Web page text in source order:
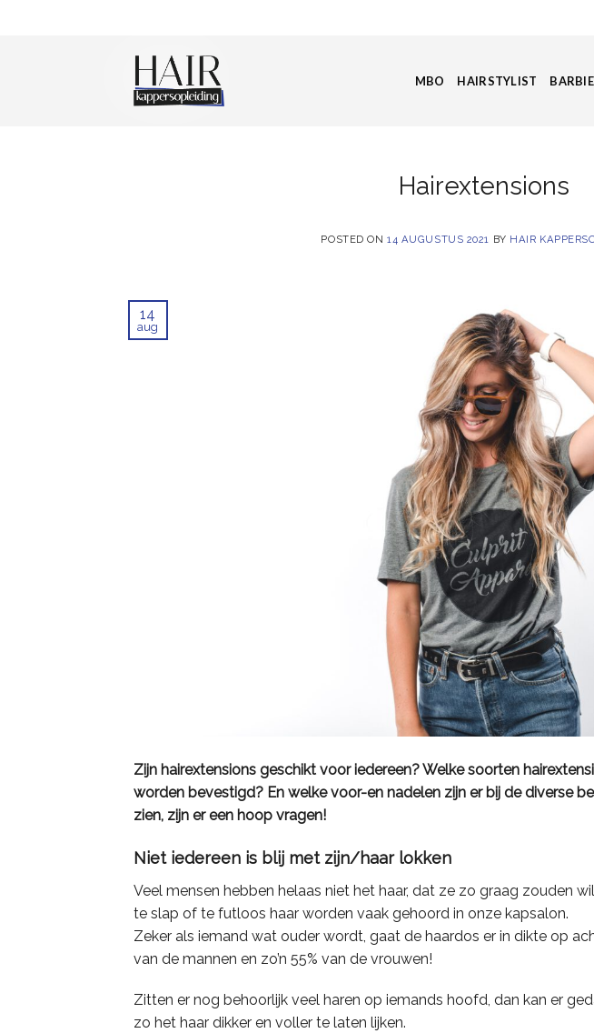
MBO HAIRSTYLIST
Hairextensions
POSTED ON14 AUGUSTUS 2021 BY HAIR
14
aug
Zijn hairextensions geschikt voor iedereen? Welke soorten
worden bevestigd? En welke voor-en nadelen zijn er bij de diverse
zien, zijn er een hoop vragen!
Niet iedereen is blij met zijn/haar lokken
Veel mensen hebben helaas niet het haar, dat ze zo graag zouden
te slap of te futloos haar worden vaak gehoord in onze kapsalon.
Zeker als iemand wat ouder wordt, gaat de haardos er in dikte op
van de mannen en zo’n 55% van de vrouwen!
Zitten er nog behoorlijk veel haren op iemands hoofd, dan kan er
zo het haar dikker en voller te laten lijken.